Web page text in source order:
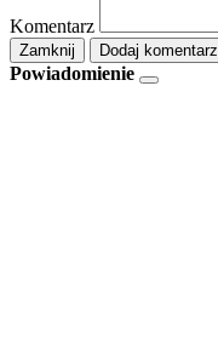
Komentarz
Zamknij Dodaj komentarz
Powiadomienie